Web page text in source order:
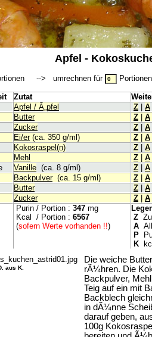
Apfel -
--> umrechnen für
Zutat
Apfel / Ã„pfel Z A
Butter Z A
Zucker Z A
Ei/er(ca. 350 g/ml) Z A
Kokosraspel(n) Z A
Mehl Z A
Vanille (ca. 8 g/ml) Z A
Backpulver (ca. 15 g/ml) Z A
Butter Z A
Zucker Z A
Purin / Portion : 347 mg
Kcal / Portion : 6567
(sofern Werte vorhanden !!)
Z
A
P
K
aus K.
Die weiche
rÃ¼hren. Die
Backpulver,
Teig auf ein mit
Backblech
in dÃ¼nne
darauf geben,
100g